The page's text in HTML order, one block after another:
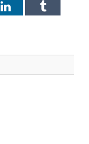
LinkedInTumblr